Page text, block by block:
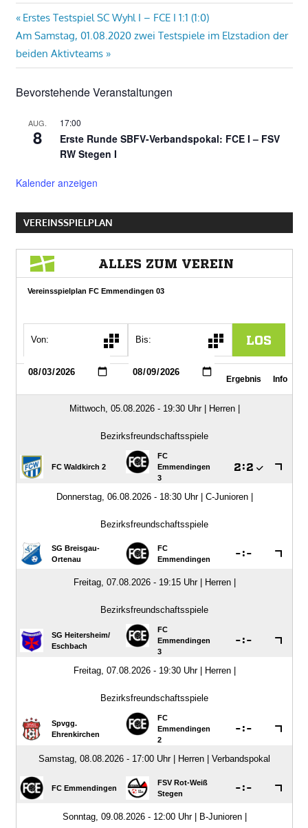
Beitragsnavigation
Vorheriger
Beitrag:
Erstes Testspiel SC Wyhl I – FCE I 1:1 (1:0)
Nächster
Beitrag:
Am Samstag, 01.08.2020 zwei Testspiele im Elzstadion der
beiden Aktivteams
Bevorstehende Veranstaltungen
AUG.
8
17:00
Erste Runde SBFV-Verbandspokal: FCE I – FSV
RW Stegen I
Kalender anzeigen
VEREINSSPIELPLAN